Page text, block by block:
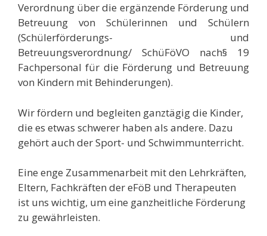
Verordnung über die ergänzende Förderung und
Betreuung von Schülerinnen und Schülern
(Schülerförderungs- und
Betreuungsverordnung/ SchüFöVO nach§ 19
Fachpersonal für die Förderung und Betreuung
von Kindern mit Behinderungen).
Wir fördern und begleiten ganztägig die Kinder,
die es etwas schwerer haben als andere. Dazu
gehört auch der Sport- und Schwimmunterricht.
Eine enge Zusammenarbeit mit den Lehrkräften,
Eltern, Fachkräften der eFöB und Therapeuten
ist uns wichtig, um eine ganzheitliche Förderung
zu gewährleisten.